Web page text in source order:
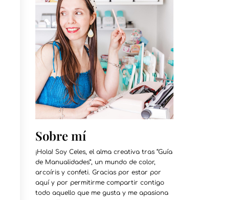
Sobre mí
¡Hola! Soy Celes, el alma creativa tras “Guía
de Manualidades”, un mundo de color,
arcoíris y confeti. Gracias por estar por
aquí y por permitirme compartir contigo
todo aquello que me gusta y me apasiona